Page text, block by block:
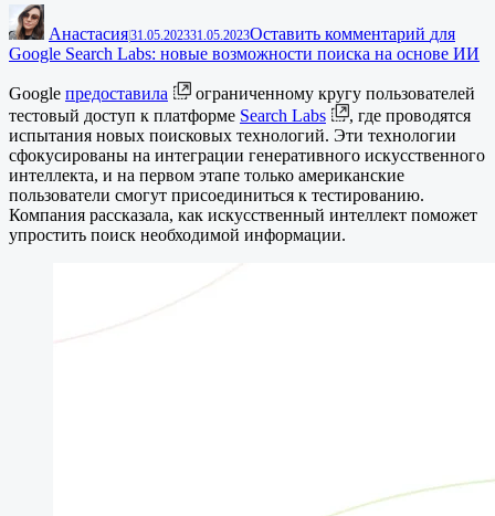
Анастасия31.05.202331.05.2023Оставить комментарий для
Google Search Labs: новые возможности поиска на основе ИИ
Google предоставила
ограниченному кругу пользователей
тестовый доступ к платформе Search Labs
, где проводятся
испытания новых поисковых технологий. Эти технологии
сфокусированы на интеграции генеративного искусственного
интеллекта, и на первом этапе только американские
пользователи смогут присоединиться к тестированию.
Компания рассказала, как искусственный интеллект поможет
упростить поиск необходимой информации.